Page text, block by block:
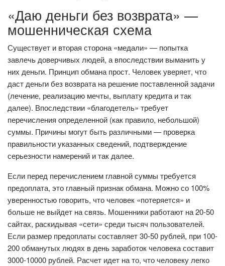
«Даю деньги без возврата» —
мошенническая схема
Существует и вторая сторона «медали» — попытка
завлечь доверчивых людей, а впоследствии выманить у
них деньги. Принцип обмана прост. Человек уверяет, что
даст деньги без возврата на решение поставленной задачи
(лечение, реализацию мечты, выплату кредита и так
далее). Впоследствии «благодетель» требует
перечисления определенной (как правило, небольшой)
суммы. Причины могут быть различными — проверка
правильности указанных сведений, подтверждение
серьезности намерений и так далее.
Если перед перечислением главной суммы требуется
предоплата, это главный признак обмана. Можно со 100%
уверенностью говорить, что человек «потеряется» и
больше не выйдет на связь. Мошенники работают на 20-50
сайтах, раскидывая «сети» среди тысяч пользователей.
Если размер предоплаты составляет 30-50 рублей, при 100-
200 обманутых людях в день заработок человека составит
3000-10000 рублей. Расчет идет на то, что человеку легко